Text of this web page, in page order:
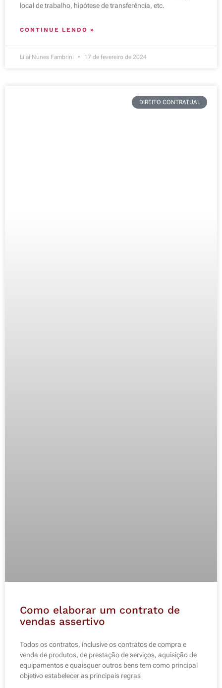
local de trabalho, hipótese de transferência, etc.
CONTINUE LENDO »
Lilaí Nunes Fambrini 17 de fevereiro de 2024
DIREITO CONTRATUAL
Como elaborar um contrato de
vendas assertivo
Todos os contratos, inclusive os contratos de compra e
venda de produtos, de prestação de serviços, aquisição de
equipamentos e quaisquer outros bens tem como principal
objetivo estabelecer as principais regras